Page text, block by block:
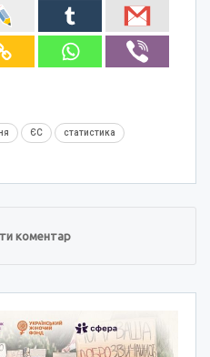
ЄС статистика
коментар